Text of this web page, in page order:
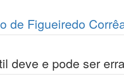
de Figueiredo
deve e pode ser